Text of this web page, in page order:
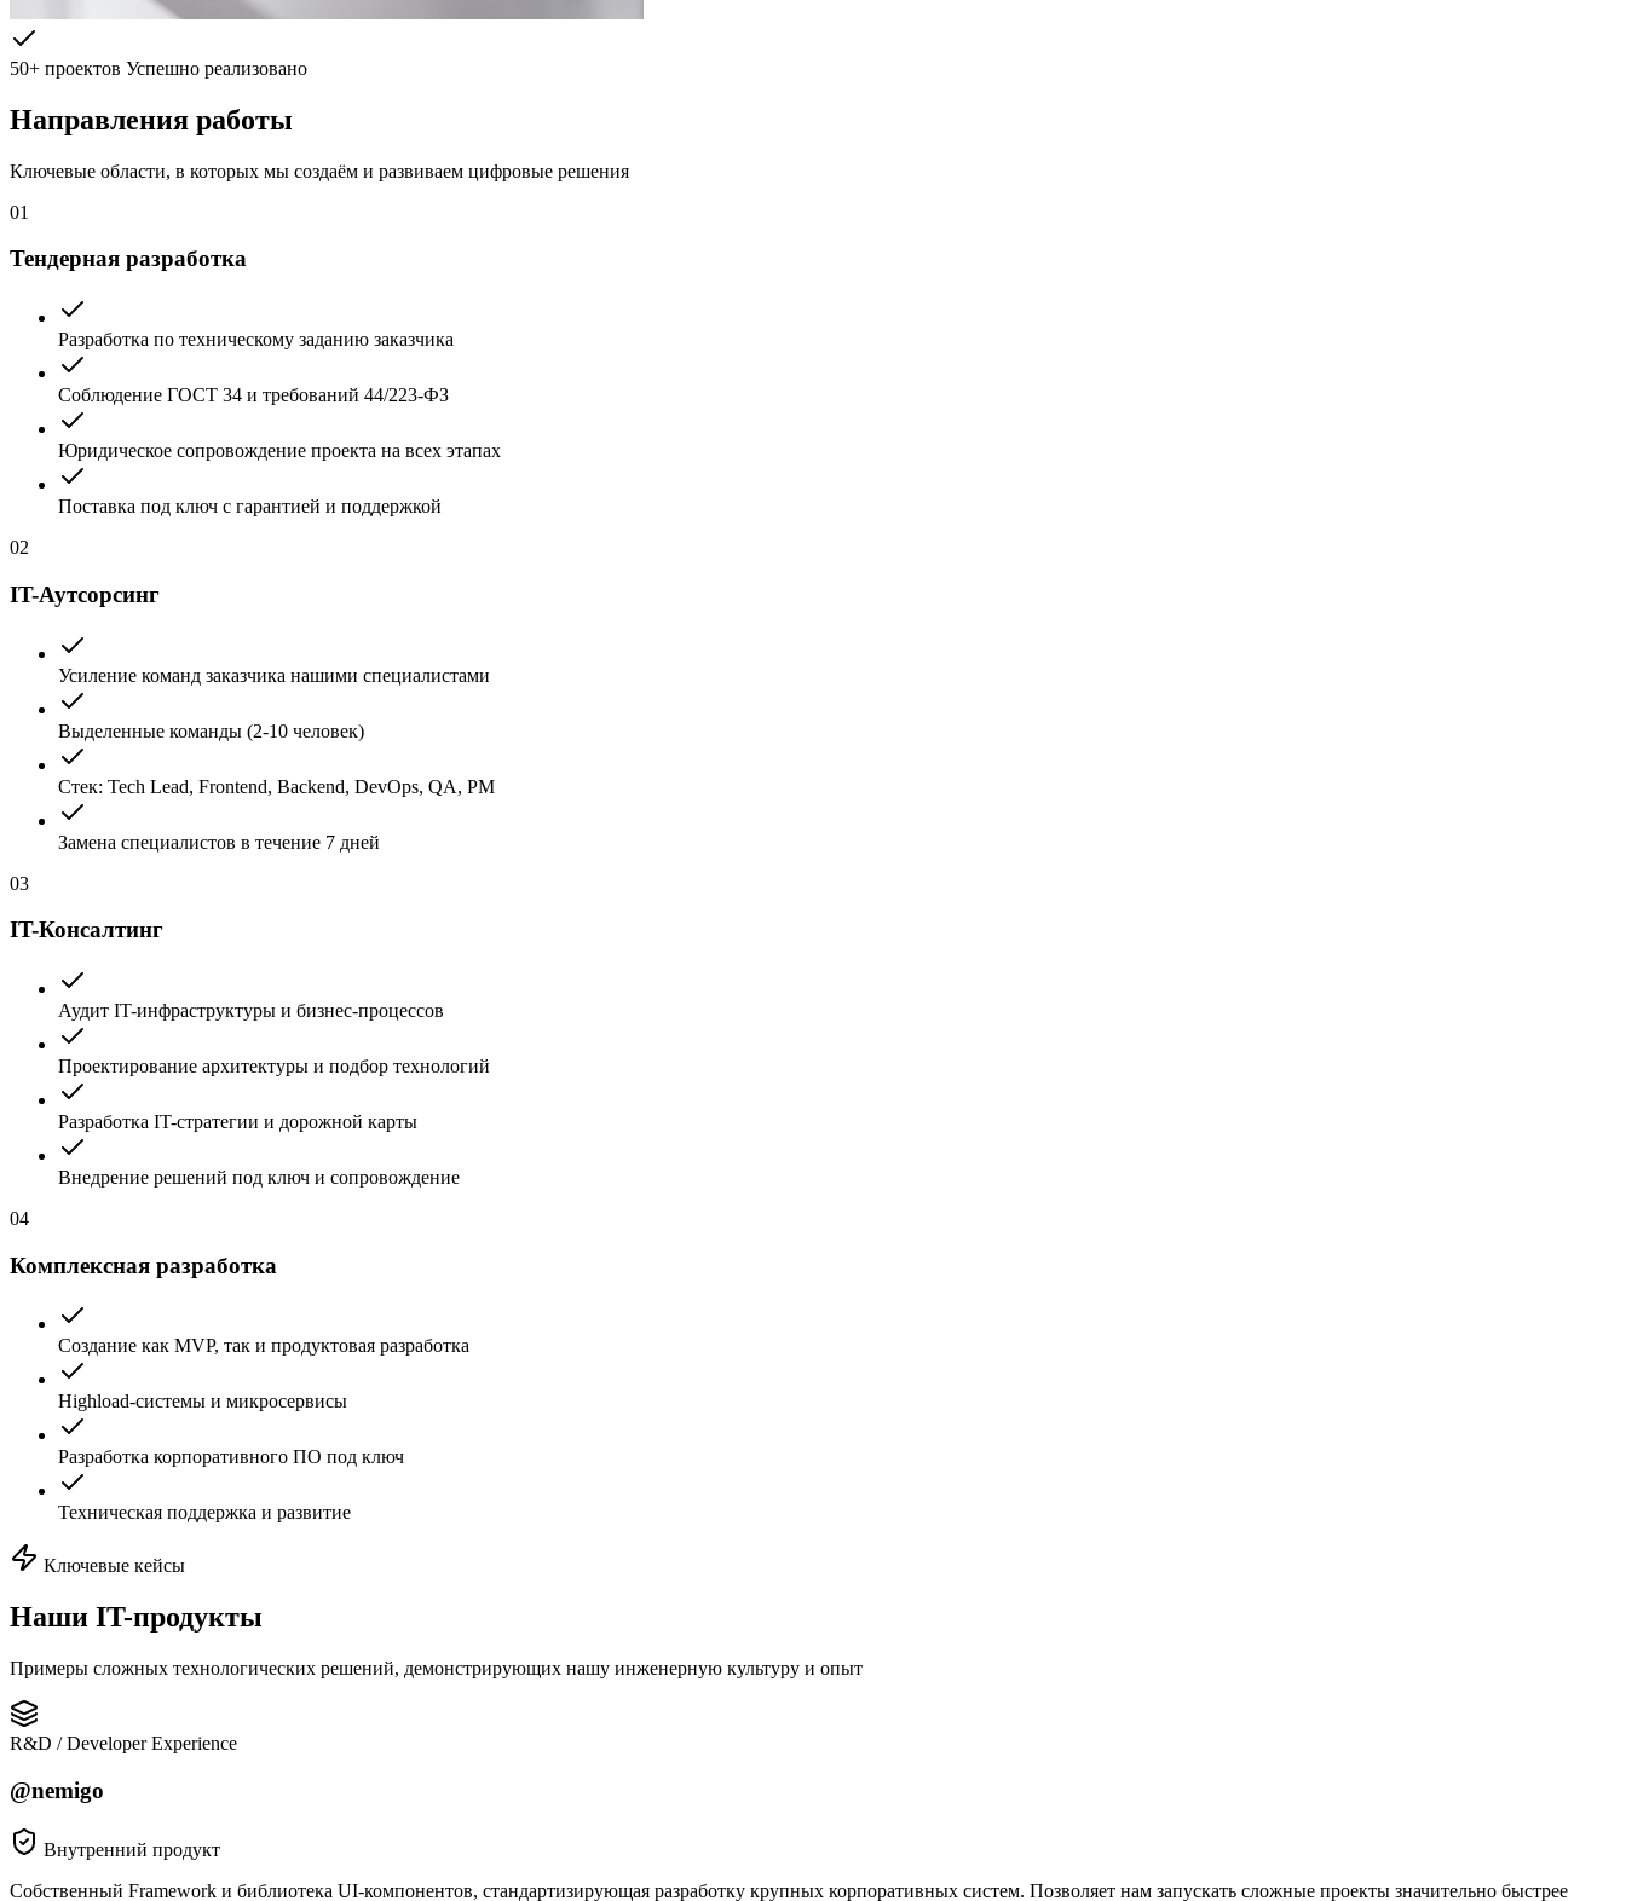
50+ проектов Успешно реализовано
Направления работы
Ключевые области, в которых мы создаём и развиваем цифровые решения
01
Тендерная разработка
Разработка по техническому заданию заказчика
Соблюдение ГОСТ 34 и требований 44/223-ФЗ
Юридическое сопровождение проекта на всех этапах
Поставка под ключ с гарантией и поддержкой
02
IT-Аутсорсинг
Усиление команд заказчика нашими специалистами
Выделенные команды (2-10 человек)
Стек: Tech Lead, Frontend, Backend, DevOps, QA, PM
Замена специалистов в течение 7 дней
03
IT-Консалтинг
Аудит IT-инфраструктуры и бизнес-процессов
Проектирование архитектуры и подбор технологий
Разработка IT-стратегии и дорожной карты
Внедрение решений под ключ и сопровождение
04
Комплексная разработка
Создание как MVP, так и продуктовая разработка
Highload-системы и микросервисы
Разработка корпоративного ПО под ключ
Техническая поддержка и развитие
Ключевые кейсы
Наши IT-продукты
Примеры сложных технологических решений, демонстрирующих нашу инженерную культуру и опыт
R&D / Developer Experience
@nemigo
Внутренний продукт
Собственный Framework и библиотека UI-компонентов, стандартизирующая разработку крупных корпоративных систем. Позволяет нам запускать сложные проекты значительно быстрее